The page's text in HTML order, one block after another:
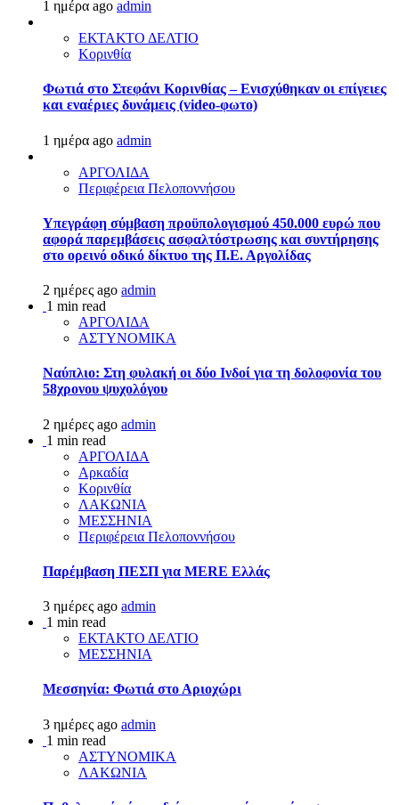
1 ημέρα ago admin
ΕΚΤΑΚΤΟ ΔΕΛΤΙΟ
Κορινθία
Φωτιά στο Στεφάνι Κορινθίας – Ενισχύθηκαν οι επίγειες
και εναέριες δυνάμεις (video-φωτο)
1 ημέρα ago admin
ΑΡΓΟΛΙΔΑ
Περιφέρεια Πελοποννήσου
Υπεγράφη σύμβαση προϋπολογισμού 450.000 ευρώ που
αφορά παρεμβάσεις ασφαλτόστρωσης και συντήρησης
στο ορεινό οδικό δίκτυο της Π.Ε. Αργολίδας
2 ημέρες ago admin
1 min read
ΑΡΓΟΛΙΔΑ
ΑΣΤΥΝΟΜΙΚΑ
Ναύπλιο: Στη φυλακή οι δύο Ινδοί για τη δολοφονία του
58χρονου ψυχολόγου
2 ημέρες ago admin
1 min read
ΑΡΓΟΛΙΔΑ
Αρκαδία
Κορινθία
ΛΑΚΩΝΙΑ
ΜΕΣΣΗΝΙΑ
Περιφέρεια Πελοποννήσου
Παρέμβαση ΠΕΣΠ για MERE Ελλάς
3 ημέρες ago admin
1 min read
ΕΚΤΑΚΤΟ ΔΕΛΤΙΟ
ΜΕΣΣΗΝΙΑ
Μεσσηνία: Φωτιά στο Αριοχώρι
3 ημέρες ago admin
1 min read
ΑΣΤΥΝΟΜΙΚΑ
ΛΑΚΩΝΙΑ